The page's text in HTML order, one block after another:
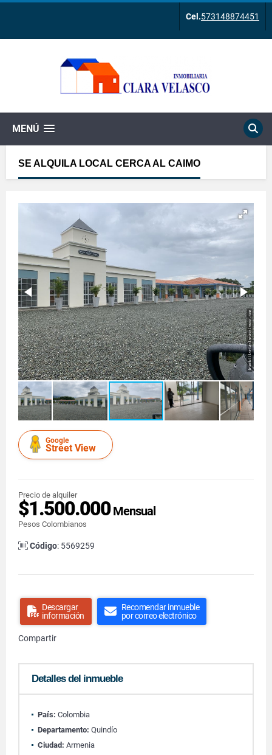
Cel.573148874451
MENÚ
SE ALQUILA LOCAL CERCA AL CAIMO
Google
Street View
Precio de alquiler
$1.500.000Mensual
Pesos Colombianos
Código: 5569259
Descargar
información
Recomendar inmueble
por correo electrónico
Compartir
Detalles del inmueble
País: Colombia
Departamento: Quindío
Ciudad: Armenia